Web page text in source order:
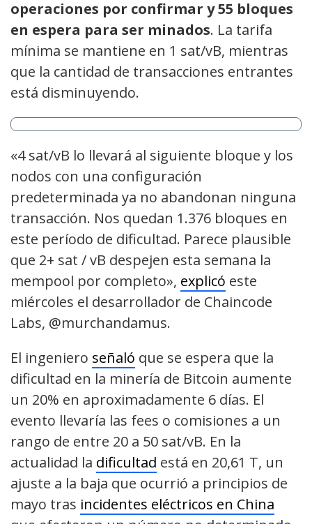
operaciones por confirmar y 55 bloques
en espera para ser minados. La tarifa
mínima se mantiene en 1 sat/vB, mientras
que la cantidad de transacciones entrantes
está disminuyendo.
«4 sat/vB lo llevará al siguiente bloque y los
nodos con una configuración
predeterminada ya no abandonan ninguna
transacción. Nos quedan 1.376 bloques en
este período de dificultad. Parece plausible
que 2+ sat / vB despejen esta semana la
mempool por completo», explicó este
miércoles el desarrollador de Chaincode
Labs, @murchandamus.
El ingeniero señaló que se espera que la
dificultad en la minería de Bitcoin aumente
un 20% en aproximadamente 6 días. El
evento llevaría las fees o comisiones a un
rango de entre 20 a 50 sat/vB. En la
actualidad la dificultad está en 20,61 T, un
ajuste a la baja que ocurrió a principios de
mayo tras incidentes eléctricos en China